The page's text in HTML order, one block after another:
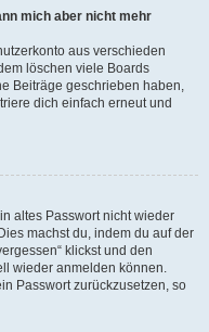
mich aber nicht mehr
aus verschieden
löschen viele Boards
Beiträge geschrieben haben,
dich einfach erneut und
altes Passwort nicht wieder
machst du, indem du auf der
klickst und den
wieder anmelden können.
Passwort zurückzusetzen, so